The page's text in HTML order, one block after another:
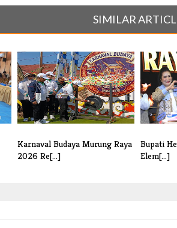
SIMILAR
Karnaval Budaya Murung Raya
2026 Re[...]
Bupati
Elem[...]